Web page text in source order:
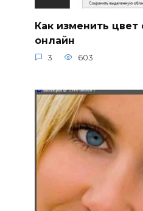
Как изменить
онлайн
3 603